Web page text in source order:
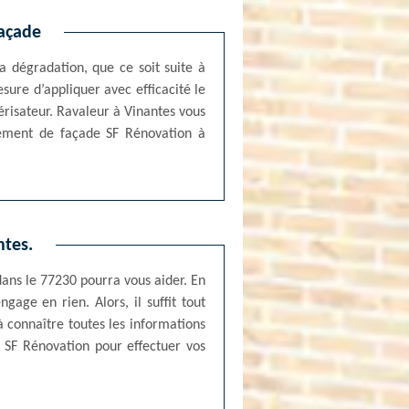
dégradation, que ce soit suite à
d’appliquer avec efficacité le
Ravaleur à Vinantes vous
de façade SF Rénovation à
le 77230 pourra vous aider. En
en rien. Alors, il suffit tout
connaître toutes les informations
Rénovation pour effectuer vos